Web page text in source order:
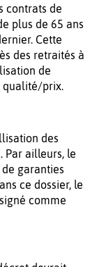
contrats de
plus de 65 ans
Cette
des retraités à
de
qualité/prix.
des
Par ailleurs, le
garanties
ce dossier, le
comme